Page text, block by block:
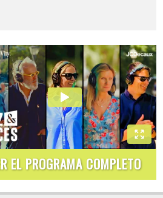
EL PROGRAMA COMPLETO